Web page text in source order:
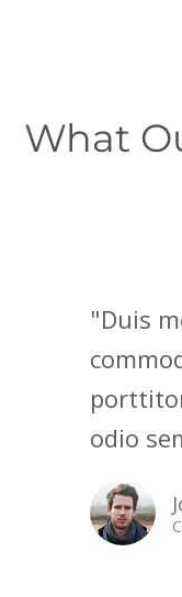
What
"Duis
odio